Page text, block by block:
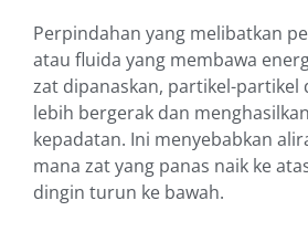
Perpindahan yang melibatkan
atau fluida yang membawa
zat dipanaskan, partikel-partikel
lebih bergerak dan
kepadatan. Ini menyebabkan
mana zat yang panas naik ke
dingin turun ke bawah.